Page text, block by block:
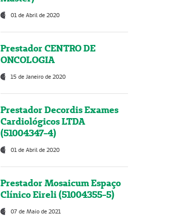
01 de Abril de 2020
Prestador CENTRO DE
ONCOLOGIA
15 de Janeiro de 2020
Prestador Decordis Exames
Cardiológicos LTDA
(51004347-4)
01 de Abril de 2020
Prestador Mosaicum Espaço
Clínico Eireli (51004355-5)
07 de Maio de 2021